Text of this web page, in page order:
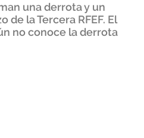
una derrota y un
de la Tercera RFEF. El
no conoce la derrota